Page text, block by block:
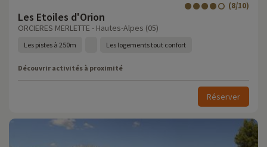
Les Etoiles d'Orion
(8/10)
ORCIERES MERLETTE - Hautes-Alpes (05)
Les pistes à 250m Les logements tout confort
Découvrir activités à proximité
Réserver